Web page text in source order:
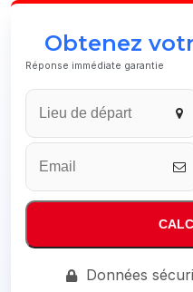
Obtenez
Réponse immédiate garantie
Données